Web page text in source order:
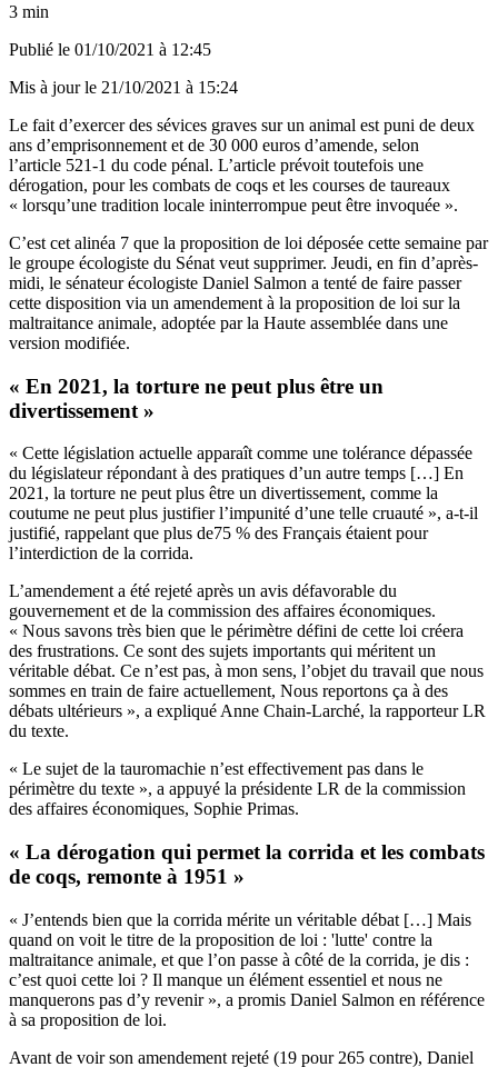
3 min
Publié le 01/10/2021 à 12:45
Mis à jour le 21/10/2021 à 15:24
Le fait d’exercer des sévices graves sur un animal est puni de deux
ans d’emprisonnement et de 30 000 euros d’amende, selon
l’article 521-1 du code pénal. L’article prévoit toutefois une
dérogation, pour les combats de coqs et les courses de taureaux
« lorsqu’une tradition locale ininterrompue peut être invoquée ».
C’est cet alinéa 7 que la proposition de loi déposée cette semaine par
le groupe écologiste du Sénat veut supprimer. Jeudi, en fin d’après-
midi, le sénateur écologiste Daniel Salmon a tenté de faire passer
cette disposition via un amendement à la proposition de loi sur la
maltraitance animale, adoptée par la Haute assemblée dans une
version modifiée.
« En 2021, la torture ne peut plus être un
divertissement »
« Cette législation actuelle apparaît comme une tolérance dépassée
du législateur répondant à des pratiques d’un autre temps […] En
2021, la torture ne peut plus être un divertissement, comme la
coutume ne peut plus justifier l’impunité d’une telle cruauté », a-t-il
justifié, rappelant que plus de75 % des Français étaient pour
l’interdiction de la corrida.
L’amendement a été rejeté après un avis défavorable du
gouvernement et de la commission des affaires économiques.
« Nous savons très bien que le périmètre défini de cette loi créera
des frustrations. Ce sont des sujets importants qui méritent un
véritable débat. Ce n’est pas, à mon sens, l’objet du travail que nous
sommes en train de faire actuellement, Nous reportons ça à des
débats ultérieurs », a expliqué Anne Chain-Larché, la rapporteur LR
du texte.
« Le sujet de la tauromachie n’est effectivement pas dans le
périmètre du texte », a appuyé la présidente LR de la commission
des affaires économiques, Sophie Primas.
« La dérogation qui permet la corrida et les combats
de coqs, remonte à 1951 »
« J’entends bien que la corrida mérite un véritable débat […] Mais
quand on voit le titre de la proposition de loi : 'lutte' contre la
maltraitance animale, et que l’on passe à côté de la corrida, je dis :
c’est quoi cette loi ? Il manque un élément essentiel et nous ne
manquerons pas d’y revenir », a promis Daniel Salmon en référence
à sa proposition de loi.
Avant de voir son amendement rejeté (19 pour 265 contre), Daniel